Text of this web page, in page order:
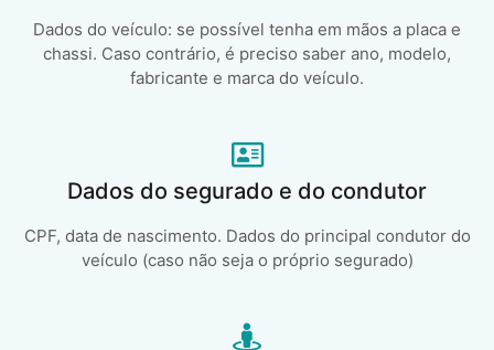
Dados do veículo: se possível tenha em mãos a placa e
chassi. Caso contrário, é preciso saber ano, modelo,
fabricante e marca do veículo.
Dados do segurado e do condutor
CPF, data de nascimento. Dados do principal condutor do
veículo (caso não seja o próprio segurado)